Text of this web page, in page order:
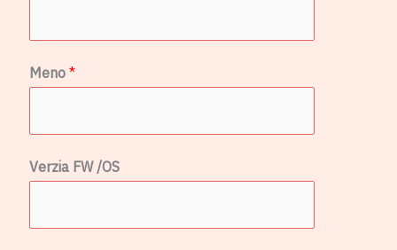
Meno*
V
e
Verzia FW /OS